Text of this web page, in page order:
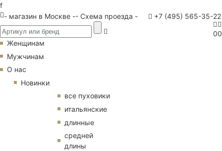
f
- магазин в Москве -- Схема проезда - +7 (495) 565-35-22
00
Женщинам
Мужчинам
О нас
Новинки
все пуховики
итальянские
длинные
средней
длины